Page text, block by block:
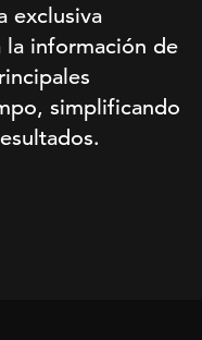
exclusiva
la información de
simplificando